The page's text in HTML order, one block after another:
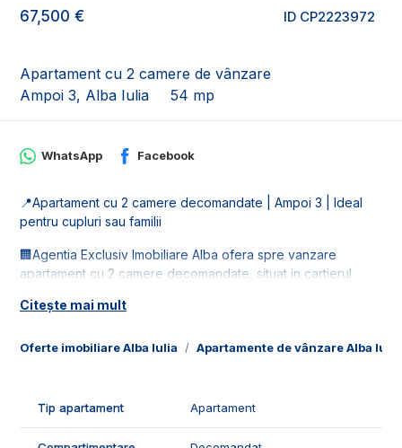
ID CP2223972
67,500 €
Apartament cu 2 camere de vânzare
Ampoi 3, Alba Iulia
54 mp
Oferte imobiliare Alba Iulia Apartamente de vânzare Alba Iulia
WhatsApp Facebook
📍Apartament cu 2 camere decomandate | Ampoi 3 | Ideal
pentru cupluri sau familii
🏢Agentia Exclusiv Imobiliare Alba ofera spre vanzare
apartament cu 2 camere decomandate, situat in cartierul
- 1 living;
- 1 baie;
- 1 hol;
Citește mai mult
Tip apartament Apartament